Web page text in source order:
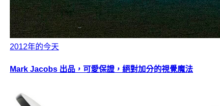
2012年的今天
Mark Jacobs 出品，可愛保證，絕對加分的視覺魔法